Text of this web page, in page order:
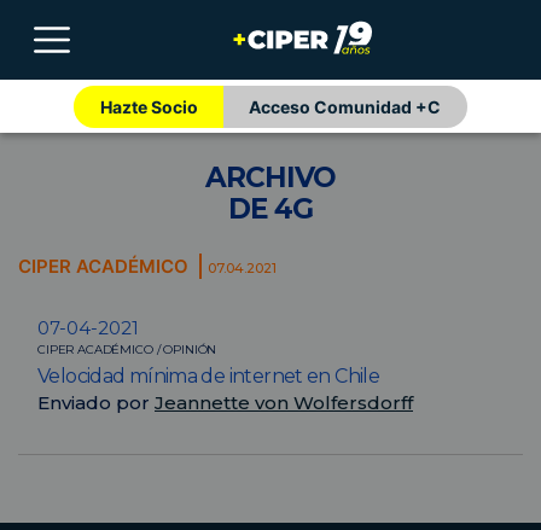
Hazte Socio Acceso Comunidad +C
ARCHIVO
DE 4G
CIPER ACADÉMICO 07.04.2021
07-04-2021
CIPER ACADÉMICO / OPINIÓN
Velocidad mínima de internet en Chile
Enviado por Jeannette von Wolfersdorff